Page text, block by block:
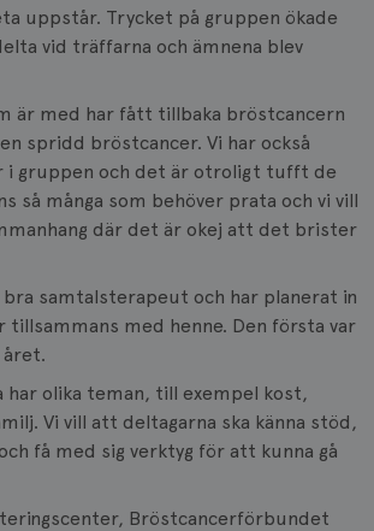
uppstår. Trycket på gruppen ökade
vid träffarna och ämnena blev
är med har fått tillbaka bröstcancern
spridd bröstcancer. Vi har också
gruppen och det är otroligt tufft de
så många som behöver prata och vi vill
där det är okej att det brister
samtalsterapeut och har planerat in
med henne. Den första var
har olika teman, till exempel kost,
Vi vill att deltagarna ska känna stöd,
få med sig verktyg för att kunna gå
Bröstcancerförbundet